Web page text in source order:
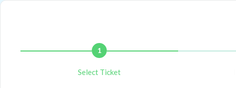
1
Select Ticket